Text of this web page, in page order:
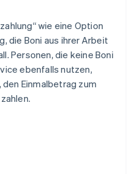
wie eine Option
die Boni aus ihrer Arbeit
Personen, die keine Boni
ebenfalls nutzen,
Einmalbetrag zum